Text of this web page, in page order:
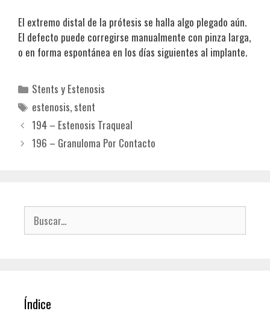
El extremo distal de la prótesis se halla algo plegado aún.
El defecto puede corregirse manualmente con pinza larga,
o en forma espontánea en los días siguientes al implante.
Categorías
Stents y Estenosis
Etiquetas
estenosis, stent
194 – Estenosis Traqueal
196 – Granuloma Por Contacto
Buscar:
Índice